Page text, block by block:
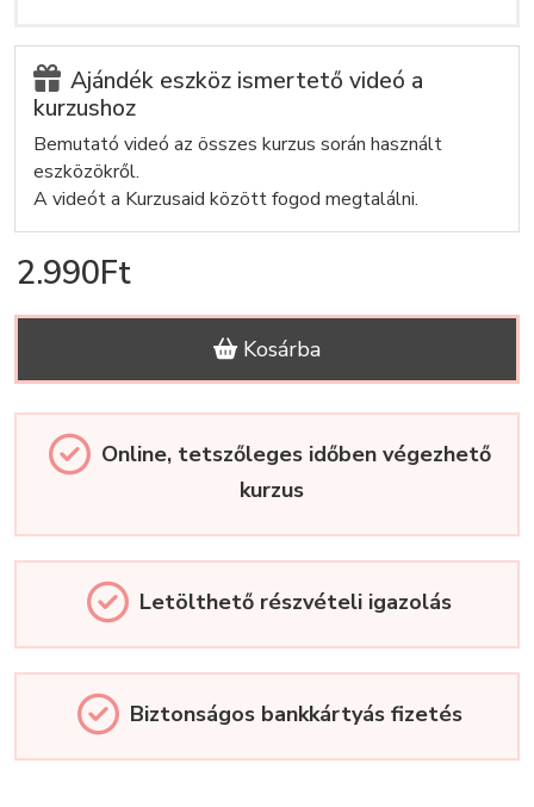
Ajándék eszköz ismertető videó a
kurzushoz
Bemutató videó az összes kurzus során használt
eszközökről.
A videót a Kurzusaid között fogod megtalálni.
2.990Ft
Kosárba
Online, tetszőleges időben végezhető
kurzus
Letölthető részvételi igazolás
Biztonságos bankkártyás fizetés